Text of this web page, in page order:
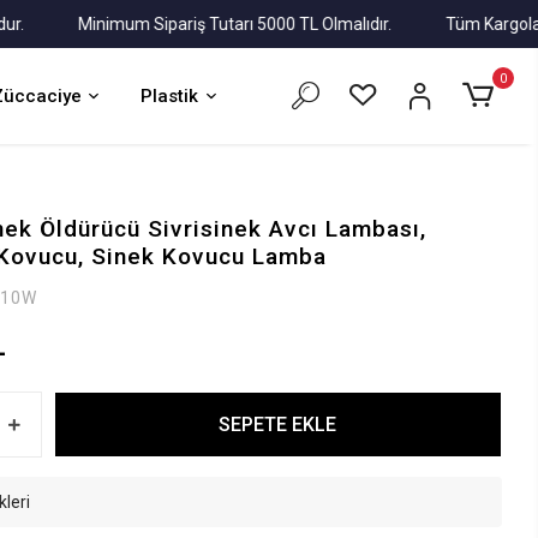
Minimum Sipariş Tutarı 5000 TL Olmalıdır. Tüm Kargolar
Plastik
0
Öldürücü Sivrisinek Avcı Lambası,
Sinek Kovucu Lamba
SEPETE EKLE